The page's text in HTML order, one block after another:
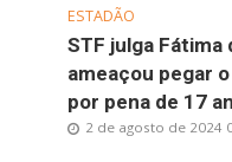
ESTADÃO
STF julga Fátima
ameaçou pegar
por pena de 17
2 de agosto de 2024